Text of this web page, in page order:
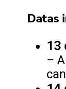
Datas
13
–